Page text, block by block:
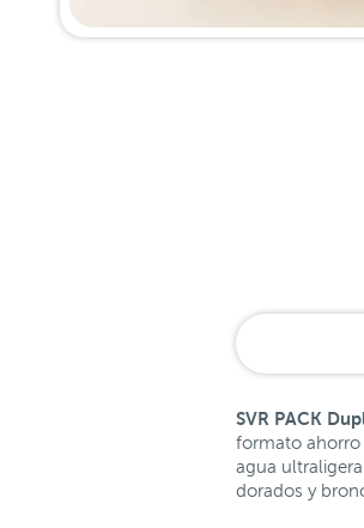
SVR PACK
formato ahorro
agua
dorados y